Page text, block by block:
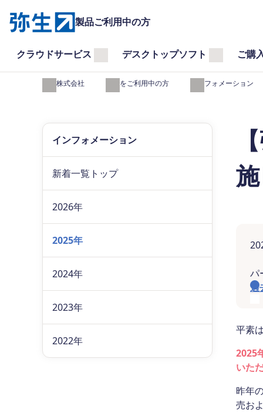
製品ご利用中の方
クラウドサービス デスクトップソフト ご購
弥生株式会社 製品をご利用中の方 インフォメーション
パ
過
平素
2025
いた
昨年
売お
インフォメーション
新着一覧トップ
2026年
2025年
2024年
2023年
2022年